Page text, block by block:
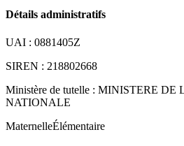
Détails administratifs
UAI : 0881405Z
SIREN : 218802668
Ministère de tutelle : MINISTERE DE
NATIONALE
MaternelleÉlémentaire